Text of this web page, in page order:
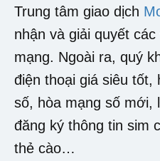
Trung tâm giao dịch
nhận và giải quyết
mạng. Ngoài ra, quý
điện thoại giá siêu tốt,
số, hòa mạng số mới,
đăng ký thông tin sim
thẻ cào…